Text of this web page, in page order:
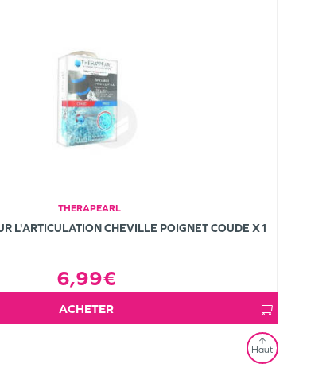
THERAPEARL
L'ARTICULATION CHEVILLE POIGNET COUDE X1
6,99€
ACHETER
Haut